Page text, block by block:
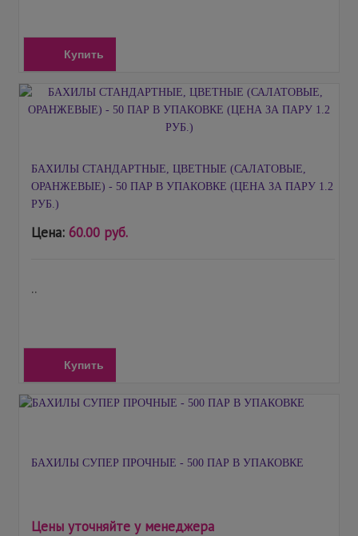
Купить
БАХИЛЫ СТАНДАРТНЫЕ, ЦВЕТНЫЕ (САЛАТОВЫЕ,
ОРАНЖЕВЫЕ) - 50 ПАР В УПАКОВКЕ (ЦЕНА ЗА ПАРУ 1.2
РУБ.)
Цена: 60.00 руб.
..
Купить
БАХИЛЫ СУПЕР ПРОЧНЫЕ - 500 ПАР В УПАКОВКЕ
Цены уточняйте у менеджера